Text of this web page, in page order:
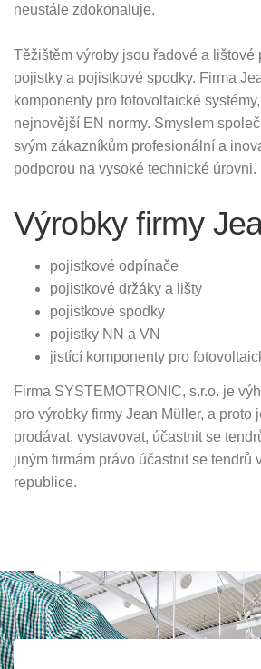
neustále zdokonaluje.
Těžištěm výroby jsou řadové a lištové
pojistky a pojistkové spodky. Firma
komponenty pro fotovoltaické
nejnovější EN normy. Smyslem
svým zákazníkům profesionální a
podporou na vysoké technické úrovni.
Výrobky firmy
pojistkové odpínače
pojistkové držáky a lišty
pojistkové spodky
pojistky NN a VN
jistící komponenty pro
Firma SYSTEMOTRONIC, s.r.o. je
pro výrobky firmy Jean Müller, a proto
prodávat, vystavovat, účastnit se
jiným firmám právo účastnit se tendrů
republice.